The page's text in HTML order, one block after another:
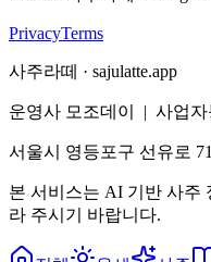
PrivacyTerms
사주라떼 · sajulatte.app
운영사 모조데이 | 사업자
서울시 영등포구 선유로
본 서비스는 AI 기반 사주
라 주시기 바랍니다.